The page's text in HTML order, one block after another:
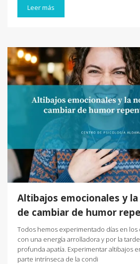
Leer más
Altibajos emocionales y
de cambiar de humor
Todos hemos experimentado días en
con una energía arrolladora y por la
profunda apatía. Experimentar altibajos
parte intrínseca de la condi